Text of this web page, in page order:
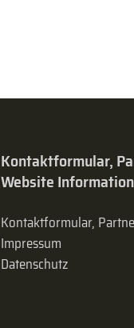
Kontaktformular,
Website
Kontaktformular,
Impressum
Datenschutz